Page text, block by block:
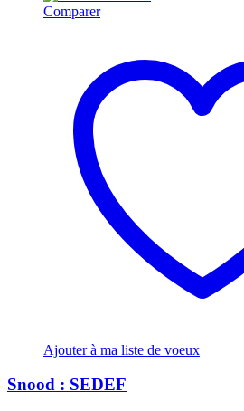
Comparer
Ajouter à ma liste de voeux
Snood : SEDEF